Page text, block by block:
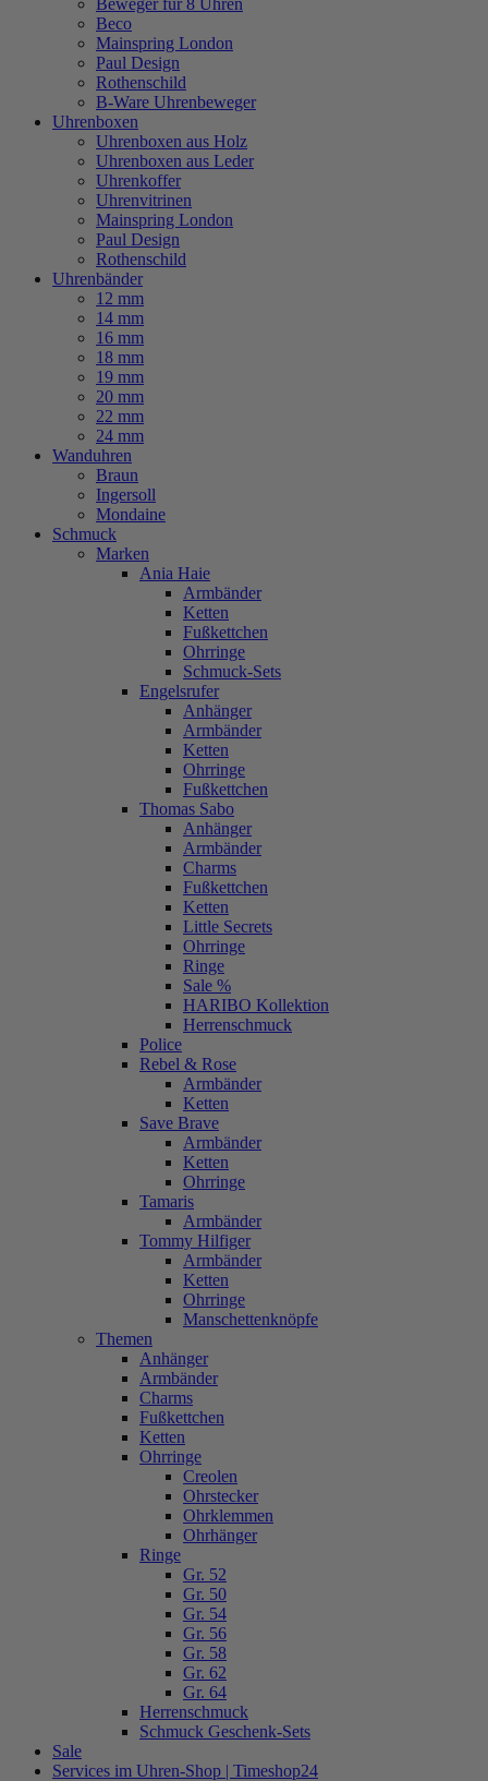
Beweger für 8 Uhren
Beco
Mainspring London
Paul Design
Rothenschild
B-Ware Uhrenbeweger
Uhrenboxen
Uhrenboxen aus Holz
Uhrenboxen aus Leder
Uhrenkoffer
Uhrenvitrinen
Mainspring London
Paul Design
Rothenschild
Uhrenbänder
12 mm
14 mm
16 mm
18 mm
19 mm
20 mm
22 mm
24 mm
Wanduhren
Braun
Ingersoll
Mondaine
Schmuck
Marken
Ania Haie
Armbänder
Ketten
Fußkettchen
Ohrringe
Schmuck-Sets
Engelsrufer
Anhänger
Armbänder
Ketten
Ohrringe
Fußkettchen
Thomas Sabo
Anhänger
Armbänder
Charms
Fußkettchen
Ketten
Little Secrets
Ohrringe
Ringe
Sale %
HARIBO Kollektion
Herrenschmuck
Police
Rebel & Rose
Armbänder
Ketten
Save Brave
Armbänder
Ketten
Ohrringe
Tamaris
Armbänder
Tommy Hilfiger
Armbänder
Ketten
Ohrringe
Manschettenknöpfe
Themen
Anhänger
Armbänder
Charms
Fußkettchen
Ketten
Ohrringe
Creolen
Ohrstecker
Ohrklemmen
Ohrhänger
Ringe
Gr. 52
Gr. 50
Gr. 54
Gr. 56
Gr. 58
Gr. 62
Gr. 64
Herrenschmuck
Schmuck Geschenk-Sets
Sale
Services im Uhren-Shop | Timeshop24